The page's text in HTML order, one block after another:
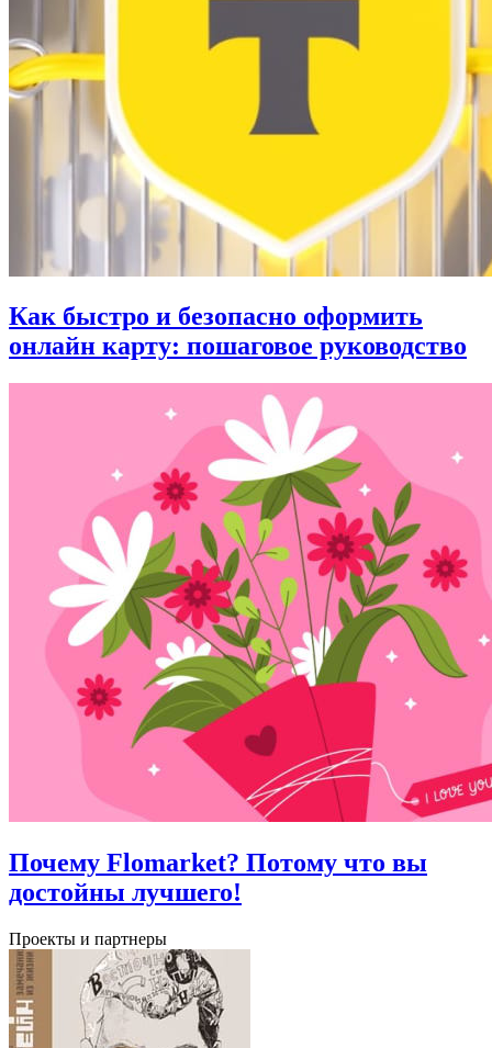
Как быстро и безопасно оформить
онлайн карту: пошаговое руководство
Почему Flomarket? Потому что вы
достойны лучшего!
Проекты и партнеры